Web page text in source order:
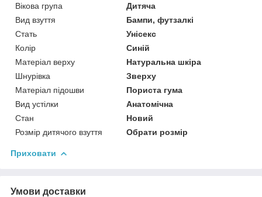
Вікова група
Дитяча
Вид взуття
Бампи, футзалкі
Стать
Унісекс
Колір
Синій
Матеріал верху
Натуральна шкіра
Шнурівка
Зверху
Матеріал підошви
Пориста гума
Вид устілки
Анатомічна
Стан
Новий
Розмір дитячого взуття
Обрати розмір
Приховати
Умови доставки